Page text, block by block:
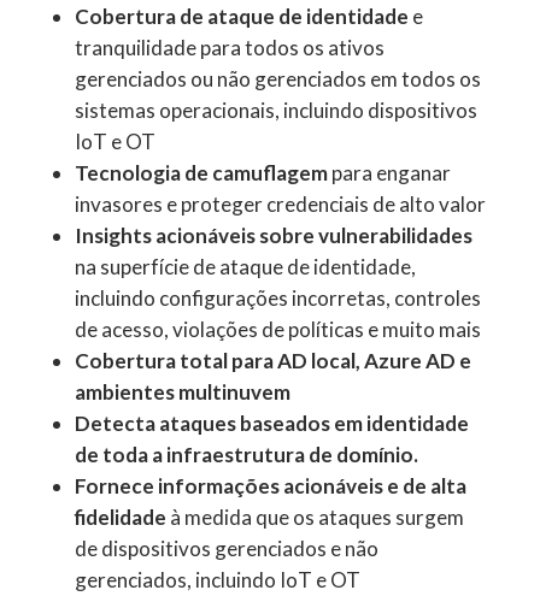
Cobertura de ataque de identidade e
tranquilidade para todos os ativos
gerenciados ou não gerenciados em todos os
sistemas operacionais, incluindo dispositivos
IoT e OT
Tecnologia de camuflagempara enganar
invasores e proteger credenciais de alto valor
Insights acionáveis sobre vulnerabilidades
na superfície de ataque de identidade,
incluindo configurações incorretas, controles
de acesso, violações de políticas e muito mais
Cobertura total para AD local, Azure AD e
ambientes multinuvem
Detecta ataques baseados em identidade
de toda a infraestrutura de domínio.
Fornece informações acionáveis e de alta
fidelidade à medida que os ataques surgem
de dispositivos gerenciados e não
gerenciados, incluindo IoT e OT